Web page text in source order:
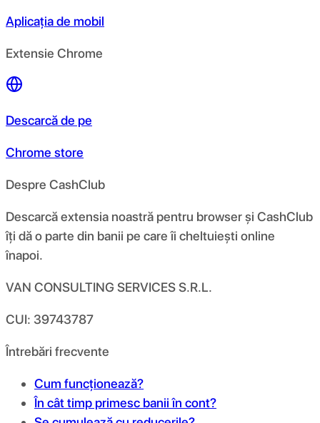
Aplicația de mobil
Extensie Chrome
Descarcă de pe
Chrome store
Despre CashClub
Descarcă extensia noastră pentru browser și CashClub
îți dă o parte din banii pe care îi cheltuiești online
înapoi.
VAN CONSULTING SERVICES S.R.L.
CUI: 39743787
Întrebări frecvente
Cum funcționează?
În cât timp primesc banii în cont?